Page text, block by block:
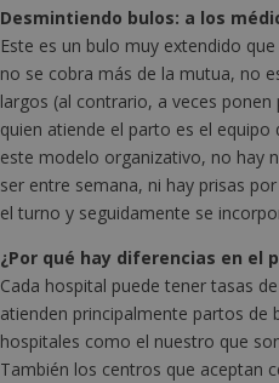
Desmintiendo bulos: a los
Este es un bulo muy extendido
no se cobra más de la mutua, no
largos (al contrario, a veces
quien atiende el parto es el
este modelo organizativo, no hay
ser entre semana, ni hay prisas
el turno y seguidamente se
¿Por qué hay diferencias en el
Cada hospital puede tener tasas
atienden principalmente partos de
hospitales como el nuestro que
También los centros que aceptan